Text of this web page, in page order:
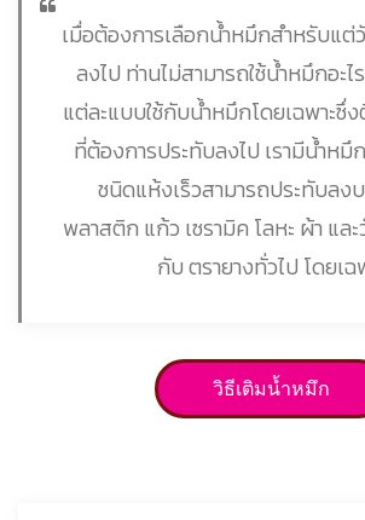
เมื่อต้องการเลือกน้ำหมึกสำหรับแต่
ลงไป ท่านไม่สามารถใช้น้ำหมึกอะไ
แต่ละแบบใช้กับน้ำหมึกโดยเฉพาะซึ่
ที่ต้องการประทับลงไป เรามีน้ำหมึ
ชนิดแห้งเร็วสามารถประทับลง
พลาสติก แก้ว เซรามิค โลหะ ผ้า แล
กับ ตรายางทั่วไป โดยเฉ
วิธีเติมน้ำหมึก